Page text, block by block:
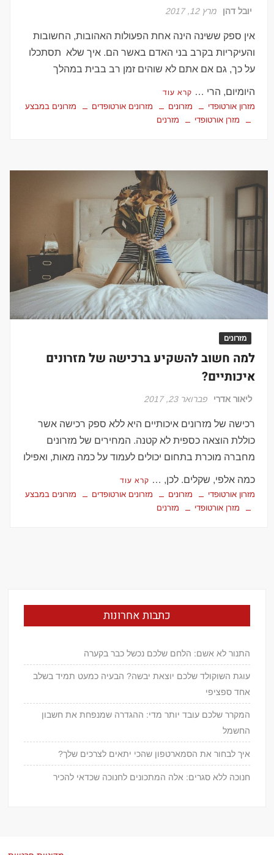
יובל דהן מרץ 12, 2017
אין ספק ששינה הינה אחת הפעולות האהובות, החשובות
והעיקריות בקרב בני האדם באשר הם. איך שלא תסתכלו
על כך, גם אם אתם לא שוהים זמן רב בבית במהלך
היומיום, הרי … קרא עוד
מזרון אורטופדי מזרונים מזרונים אורטופדים
מזרונים במבצע
מזרן אורטופדי
מזרנים
מזרונים
למה חשוב להשקיע ברכישה של מזרונים
איכותיים?
ליאור אדרי פברואר 23, 2017
רכישה של מזרונים איכותיים היא ללא ספק רכישה אשר
כוללת הוצאה כספית לא קטנה. המחירים של מזרונים
מחברה מוכרת בתחום יכולים לעמוד על כמה מאות, ואפילו
כמה אלפי, שקלים. לכן, … קרא עוד
מזרון אורטופדי מזרונים מזרונים אורטופדים
מזרונים במבצע
מזרן אורטופדי
מזרנים
כתבות אחרונות
התנור לא אשם: הלחם שלכם נכשל כבר בקערה
עוגת השוקולד שלכם יוצאת יבשה? הבעיה כמעט תמיד בשלב
אחד ספציפי
המקרר שלכם עובד יותר מדי: ההגדרה שמנפחת את חשבון
החשמל
איך לבחור את הסמארטפון שהכי יתאים לצרכים שלך?
חנוכה ללא סגרים: אלה המתכונים לחנוכה שכדאי להכיר